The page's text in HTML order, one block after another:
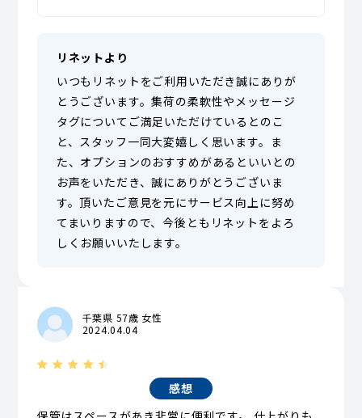
リネットより
いつもリネットをご利用いただき誠にありが
とうございます。集荷の柔軟性やメッセージ
タグについてご満足いただけているとのこ
と、スタッフ一同大変嬉しく思います。ま
た、オプションのおすすめがあるといいとの
お声をいただき、誠にありがとうございま
す。頂いたご意見を元にサービス向上に努め
てまいりますので、今後ともリネットをよろ
しくお願いいたします。
千葉県 57歳 女性
2024.04.04
感想